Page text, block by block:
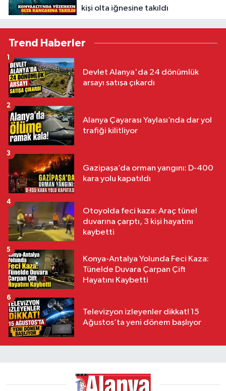
kişi olta iğnesine takıldı
Trend Haberler
Devlet Alanya'da 24 dönümlük
arsayı satışa çıkardı
1
Alanya Çayarası Yaylası’nda dar yol
trafiği kilitliyor
2
Gazipaşa’da orman yangını: D-400
kara yolu kapatıldı
3
Otoyolda feci kaza: Araç tünel
duvarına çarptı, 3 kişi hayatını
kaybetti
4
Konya-Antalya Yolunda Feci Kaza:
Tünelde Duvara Çarpan Çift
Hayatını Kaybetti
5
Televizyon izleyenler dikkat! 15
Ağustos’ta yeni dönem başlıyor
6